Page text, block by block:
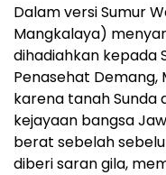
Dalam versi Sumur
Mangkalaya)
dihadiahkan kepada
Penasehat Demang,
karena tanah Sunda
kejayaan bangsa
berat sebelah
diberi saran gila,